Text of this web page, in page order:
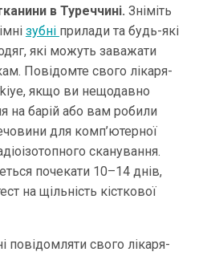
в Туреччині. Зніміть
зубні прилади та будь-які
які можуть заважати
Повідомте свого лікаря-
якщо ви нещодавно
на барій або вам робили
для комп’ютерної
сканування.
почекати 10–14 днів,
на щільність кісткової
свого лікаря-